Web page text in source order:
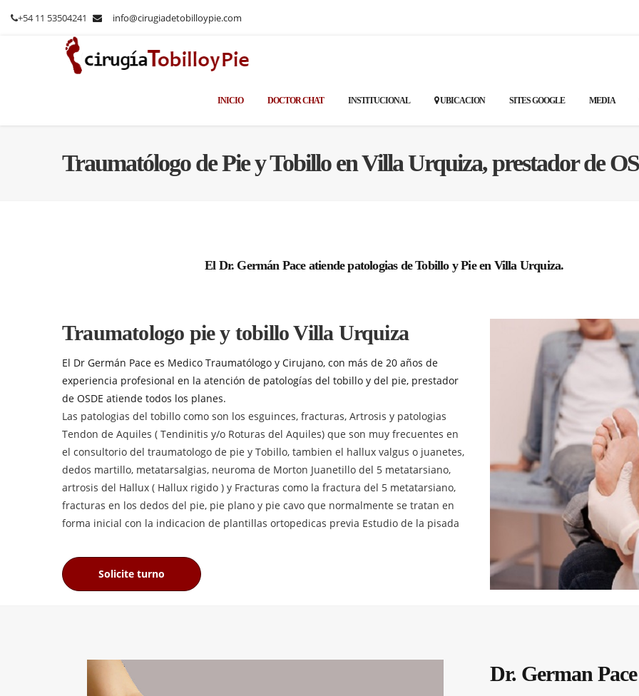
+54 11 53504241 info@cirugiadetobilloypie.com
INICIO DOCTOR CHAT INSTITUCIONAL UBICACION SITES GOOGLE MEDIA
Traumatólogo de Pie y Tobillo en Villa Urquiza, prestador de
El Dr. Germán Pace atiende patologias de Tobillo y Pie en Villa Urquiza.
Traumatologo pie y tobillo Villa Urquiza
El Dr Germán Pace es Medico Traumatólogo y Cirujano, con más de 20 años de
experiencia profesional en la atención de patologías del tobillo y del pie, prestador
de OSDE atiende todos los planes.
Las patologias del tobillo como son los esguinces, fracturas, Artrosis y patologias
Tendon de Aquiles ( Tendinitis y/o Roturas del Aquiles) que son muy frecuentes en
el consultorio del traumatologo de pie y Tobillo, tambien el hallux valgus o juanetes,
dedos martillo, metatarsalgias, neuroma de Morton Juanetillo del 5 metatarsiano,
artrosis del Hallux ( Hallux rigido ) y Fracturas como la fractura del 5 metatarsiano,
fracturas en los dedos del pie, pie plano y pie cavo que normalmente se tratan en
forma inicial con la indicacion de plantillas ortopedicas previa Estudio de la pisada
Solicite turno
Patologías y